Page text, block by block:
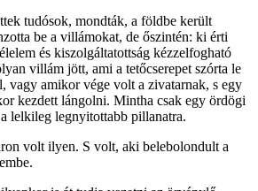
tudósok, mondták, a földbe került
be a villámokat, de őszintén: ki érti
és kiszolgáltatottság kézzelfogható
villám jött, ami a tetőcserepet szórta le
vagy amikor vége volt a zivatarnak, s egy
kezdett lángolni. Mintha csak egy ördögi
lelkileg legnyitottabb pillanatra.
volt ilyen. S volt, aki belebolondult a